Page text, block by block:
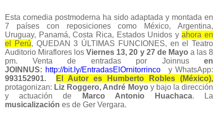
Esta comedia postmoderna ha sido adaptada y montada en
7 países con reposiciones como México, Argentina,
Uruguay, Panamá, Costa Rica, Estados Unidos yahora en
el Perú, QUEDAN 3 ÚLTIMAS FUNCIONES, en el Teatro
Auditorio Miraflores losViernes 13, 20 y 27 de Mayo a las 8
pm. Venta de entradas por Joinnus en
JOINNUS: http://bit.ly/EntradasElOrnitorrincoy WhatsApp:
993152901.
El Autor es Humberto Robles (México),
protagonizan: Liz Roggero, André Moyo y bajo la dirección
y actuación de
Marco Antonio Huachaca. La
musicalización es de Ger Vergara.